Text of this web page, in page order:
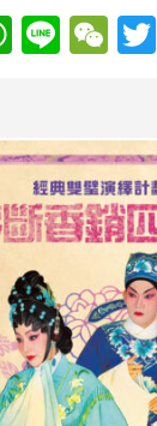
W
s
A
p
p
Li W
h
at